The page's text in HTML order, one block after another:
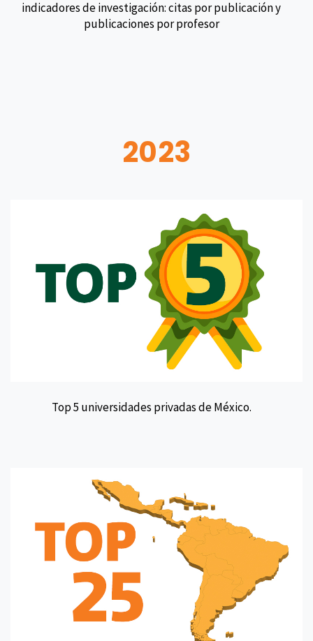
indicadores de investigación: citas por publicación y
publicaciones por profesor
2023
Top 5 universidades privadas de México.